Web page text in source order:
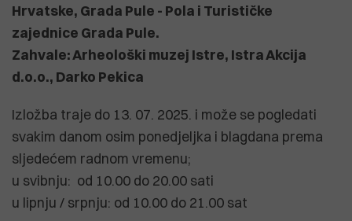
Hrvatske, Grada Pule - Pola i Turističke
zajednice Grada Pule.
Zahvale: Arheološki muzej Istre, Istra Akcija
d.o.o., Darko Pekica
Izložba traje do 13. 07. 2025. i može se pogledati
svakim danom osim ponedjeljka i blagdana prema
sljedećem radnom vremenu;
u svibnju: od 10.00 do 20.00 sati
u lipnju / srpnju: od 10.00 do 21.00 sat